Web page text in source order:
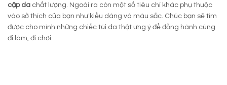
cặp da chất lượng. Ngoài ra còn một số tiêu chí khác phụ thuộc
vào sở thích của bạn như kiểu dáng và màu sắc. Chúc bạn sẽ tìm
được cho mình những chiếc túi da thật ưng ý để đồng hành cùng
đi làm, đi chơi…